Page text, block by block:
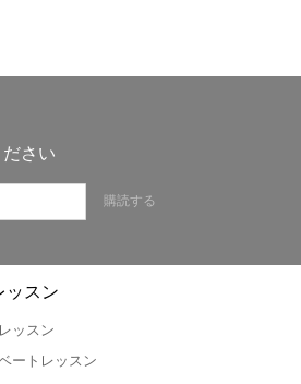
さい
購読する
ッスン
ッスン
ートレッスン